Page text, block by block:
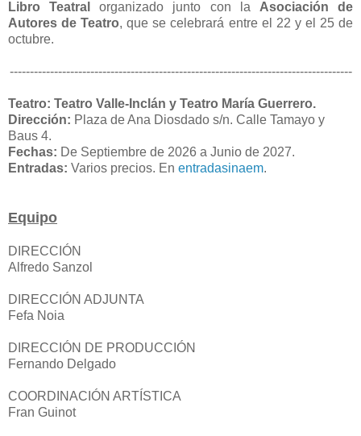
Libro Teatral
organizado junto con la Asociación de
Autores de Teatro, que se celebrará entre el 22 y el 25 de
octubre.
-------------------------------------------------------------------------------------
Teatro: Teatro Valle-Inclán y Teatro María Guerrero.
Dirección: Plaza de Ana Diosdado s/n. Calle Tamayo y
Baus 4.
Fechas: De Septiembre de 2026 a Junio de 2027.
Entradas: Varios precios. En entradasinaem.
Equipo
DIRECCIÓN
Alfredo Sanzol
DIRECCIÓN ADJUNTA
Fefa Noia
DIRECCIÓN DE PRODUCCIÓN
Fernando Delgado
COORDINACIÓN ARTÍSTICA
Fran Guinot